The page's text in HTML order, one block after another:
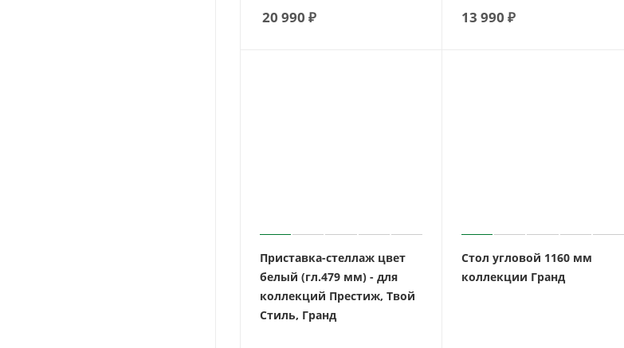
20 990 ₽ 13 990 ₽
Приставка-стеллаж цвет
белый (гл.479 мм) - для
коллекций Престиж, Твой
Стиль, Гранд
Стол угловой 1160 мм
коллекции Гранд